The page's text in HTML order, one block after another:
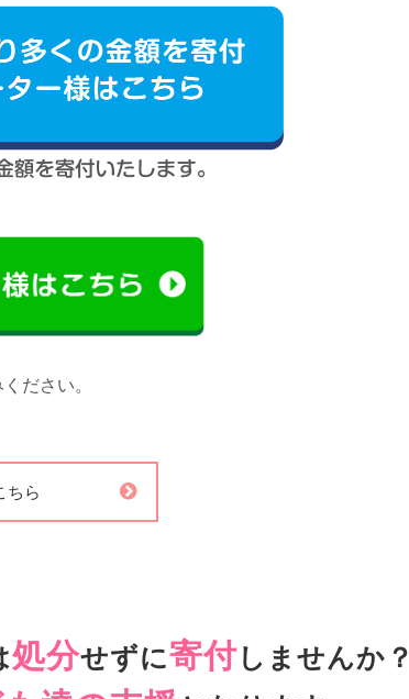
ださい。
ちら
処分せずに寄付しませんか？